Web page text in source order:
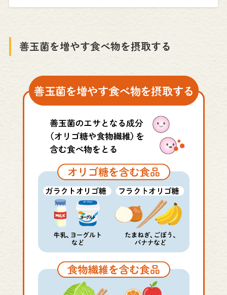
善玉菌を増やす食べ物を摂取する